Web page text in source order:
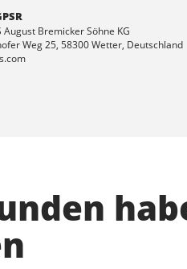
August Bremicker Söhne KG
Weg 25, 58300 Wetter, Deutschland